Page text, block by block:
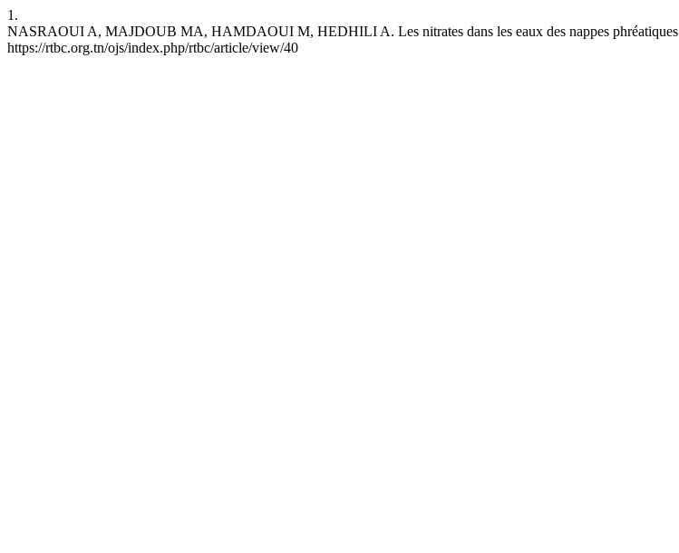
1.
NASRAOUI A, MAJDOUB MA, HAMDAOUI M, HEDHILI A. Les nitrates dans les eaux des nappes
https://rtbc.org.tn/ojs/index.php/rtbc/article/view/40